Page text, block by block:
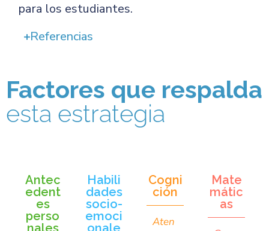
para los estudiantes.
Referencias
Factores que respalda
esta estrategia
Antec
edent
es
perso
nales
Habili
dades
socio-
emoci
onale
Cogni
ción
Aten
Mate
mátic
as